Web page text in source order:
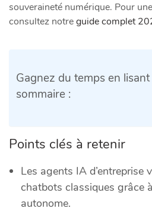
souveraineté numérique. Pour
consultez notreguide complet
Gagnez du temps en
sommaire :
Points clés à retenir
Les agents IA d’entreprise
chatbots classiques grâce
autonome.